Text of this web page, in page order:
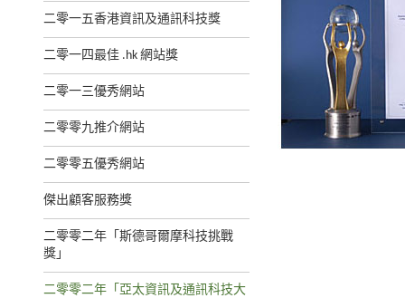
二零一五香港資訊及通訊科技獎
二零一四最佳 .hk 網站獎
二零一三優秀網站
二零零九推介網站
二零零五優秀網站
傑出顧客服務獎
二零零二年「斯德哥爾摩科技挑戰
獎」
二零零二年「亞太資訊及通訊科技大